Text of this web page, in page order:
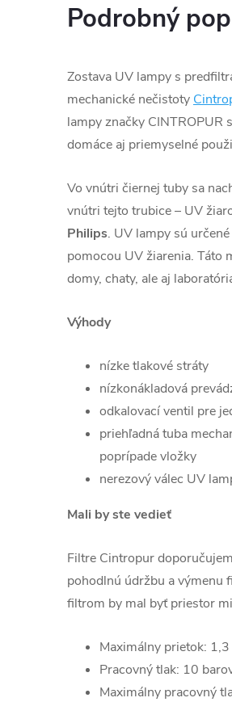
Podrobný
Zostava UV lampy s
mechanické nečistoty
lampy značky CINTROPUR
domáce aj priemyselné
Vo vnútri čiernej tuby sa
vnútri tejto trubice – UV
Philips. UV lampy sú
pomocou UV žiarenia. Táto
domy, chaty, ale aj
Výhody
nízke tlakové stráty
nízkonákladová
odkalovací ventil pre
priehľadná tuba
poprípade vložky
nerezový válec UV
Mali by ste vedieť
Filtre Cintropur
pohodlnú údržbu a výmenu
filtrom by mal byť priestor
Maximálny prietok:
Pracovný tlak: 10
Maximálny pracovný